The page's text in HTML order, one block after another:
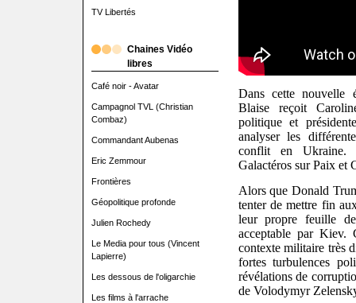
TV Libertés
Chaines Vidéo
libres
Café noir - Avatar
Campagnol TVL (Christian
Combaz)
Commandant Aubenas
Eric Zemmour
Frontières
Géopolitique profonde
Julien Rochedy
Le Media pour tous (Vincent
Lapierre)
Les dessous de l'oligarchie
Les films à l'arrache
Dans cette nouvelle
Blaise reçoit
politique et
analyser les
conflit en Ukraine.
Galactéros sur Paix et
Alors que Donald
tenter de mettre fin
leur propre feuille
acceptable par Kiev.
contexte militaire très
fortes turbulences
révélations de
de Volodymyr